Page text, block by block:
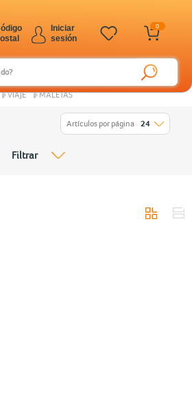
0
Iniciar
sesión
VIAJE MALETAS
Artículos por página 24
Filtrar